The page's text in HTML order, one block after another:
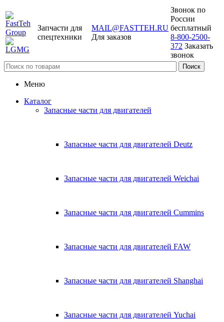
Запчасти для
спецтехники
MAIL@FASTTEH.RU
Для заказов
Звонок по
России
бесплатный
8-800-2500-
372 Заказать
звонок
Меню
Каталог
Запасные части для двигателей
Запасные части для двигателей Deutz
Запасные части для двигателей Weichai
Запасные части для двигателей Cummins
Запасные части для двигателей FAW
Запасные части для двигателей Shanghai
Запасные части для двигателей Yuchai